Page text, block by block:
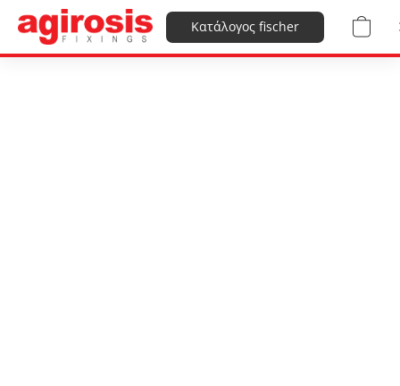
Κατάλογος fischer